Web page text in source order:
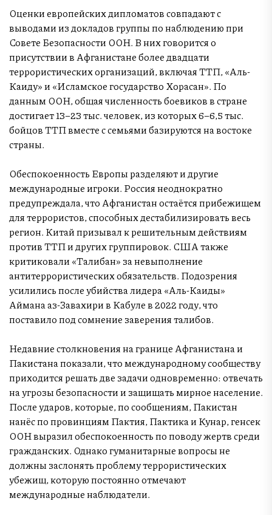
Оценки европейских дипломатов совпадают с
выводами из докладов группы по наблюдению при
Совете Безопасности ООН. В них говорится о
присутствии в Афганистане более двадцати
террористических организаций, включая ТТП, «Аль-
Каиду» и «Исламское государство Хорасан». По
данным ООН, общая численность боевиков в стране
достигает 13–23 тыс. человек, из которых 6–6,5 тыс.
бойцов ТТП вместе с семьями базируются на востоке
страны.
Обеспокоенность Европы разделяют и другие
международные игроки. Россия неоднократно
предупреждала, что Афганистан остаётся прибежищем
для террористов, способных дестабилизировать весь
регион. Китай призывал к решительным действиям
против ТТП и других группировок. США также
критиковали «Талибан» за невыполнение
антитеррористических обязательств. Подозрения
усилились после убийства лидера «Аль-Каиды»
Аймана аз-Завахири в Кабуле в 2022 году, что
поставило под сомнение заверения талибов.
Недавние столкновения на границе Афганистана и
Пакистана показали, что международному сообществу
приходится решать две задачи одновременно: отвечать
на угрозы безопасности и защищать мирное население.
После ударов, которые, по сообщениям, Пакистан
нанёс по провинциям Пактия, Пактика и Кунар, генсек
ООН выразил обеспокоенность по поводу жертв среди
гражданских. Однако гуманитарные вопросы не
должны заслонять проблему террористических
убежищ, которую постоянно отмечают
международные наблюдатели.